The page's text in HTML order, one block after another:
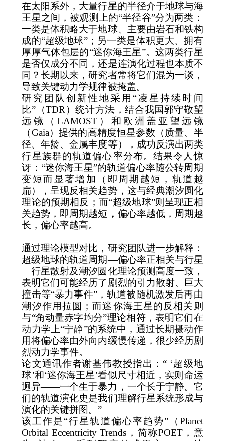
在太阳系外，大量行星的半径介于地球与海
王星之间，被观测上的“半径谷”分为两类：
一类是体积略大于地球、主要由岩石和铁构
成的“超级地球”；另一类是体积更大、拥有
厚厚气体包层的“迷你海王星”。这两类行星
是否仅成分不同，还是连演化过程也本质不
同？长期以来，研究者常将它们混为一谈，
导致关键动力学规律被掩盖。
研究团队创新性地采用 “凌星持续时间
比” （TDR ）统计方法，结合我国郭守敬望
远镜（ LAMOST）和欧洲盖亚望远镜
（Gaia）提供的高精度恒星参数（质量、半
径、年龄、金属丰度等），成功反演出两类
行星族群的轨道偏心率分布。结果令人惊
讶： “迷你海王星”的轨道偏心率随公转周期
变短而显著增加（即周期越短，轨道越
扁），呈现反相关趋势，这与经典潮汐圆化
理论的预期相反；而“超级地球”则呈现正相
关趋势，即周期越短，偏心率越低，周期越
长，偏心率越高。
通过理论模型对比，研究团队进一步解释：
超级地球的轨道周期—偏心率正相关与行星
—行星散射及潮汐圆化理论预测高度一致，
表明它们可能经历了剧烈的引力散射、巨大
撞击等“暴力事件”，轨道被随机激发后再由
潮汐作用拉圆；而迷你海王星的反相关则
与“角动量赤字均分”理论相符，表明它们在
动力学上“宁静”的系统中，通过长期摄动作
用将偏心率由外向内缓慢传递，很少经历剧
烈动力学事件。
论文通讯作者谢基伟教授指出： “ ‘超级地
球’和‘迷你海王星’看似尺寸相近，实则命运
迥异——一个生于暴力，一个长于宁静。它
们的轨道演化史是我们理解行星系统形成与
演化的关键拼图。”
该工作是“行星轨道偏心率趋势”（ Planet
Orbital Eccentricity Trends ，简称POET，意